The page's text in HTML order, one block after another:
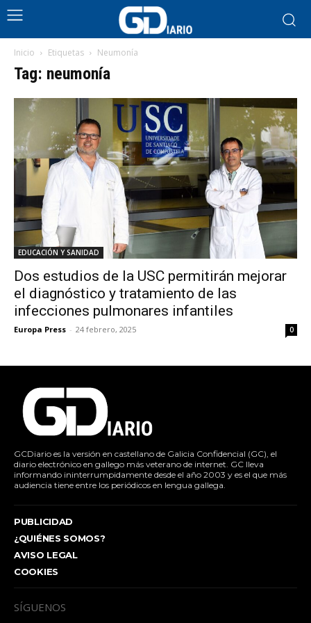
Inicio Etiquetas Neumonía
Tag: neumonía
EDUCACIÓN Y SANIDAD
Dos estudios de la USC permitirán mejorar
el diagnóstico y tratamiento de las
infecciones pulmonares infantiles
Europa Press - 24 febrero, 2025 0
GCDiario es la versión en castellano de Galicia Confidencial (GC), el
diario electrónico en gallego más veterano de internet. GC lleva
informando ininterrumpidamente desde el año 2003 y es el que más
audiencia tiene entre los periódicos en lengua gallega.
PUBLICIDAD
¿QUIÉNES SOMOS?
AVISO LEGAL
COOKIES
SÍGUENOS